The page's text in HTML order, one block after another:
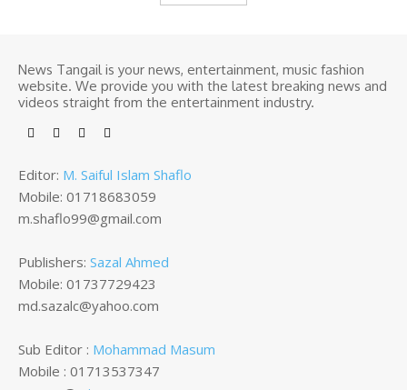
News Tangail is your news, entertainment, music fashion
website. We provide you with the latest breaking news and
videos straight from the entertainment industry.
Editor: M. Saiful Islam Shaflo
Mobile: 01718683059
m.shaflo99@gmail.com
Publishers: Sazal Ahmed
Mobile: 01737729423
md.sazalc@yahoo.com
Sub Editor : Mohammad Masum
Mobile : 01713537347